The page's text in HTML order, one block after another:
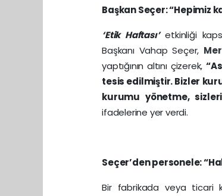
Başkan Seçer: “Hepimiz
‘Etik Haftası’etkinliği
Başkanı Vahap Seçer,
yaptığının altını çizerek,
tesis edilmiştir. Bizler
kurumu yönetme,
ifadelerine yer verdi.
Seçer’den personele:
Bir fabrikada veya ticari